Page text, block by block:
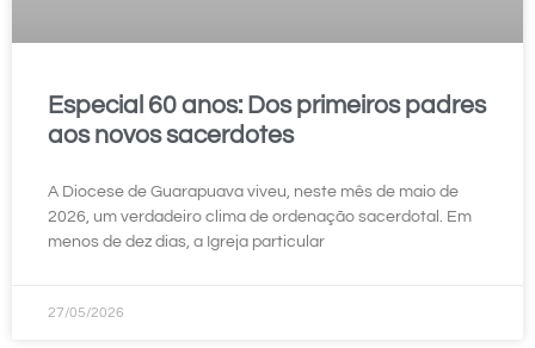
Especial 60 anos: Dos primeiros padres
aos novos sacerdotes
A Diocese de Guarapuava viveu, neste mês de maio de
2026, um verdadeiro clima de ordenação sacerdotal. Em
menos de dez dias, a Igreja particular
27/05/2026